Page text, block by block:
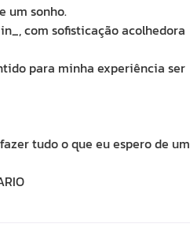
um sonho.
com sofisticação acolhedora
para minha experiência ser
tudo o que eu espero de um